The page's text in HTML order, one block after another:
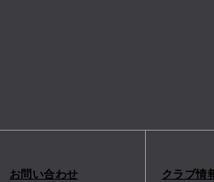
お問い合わせ クラブ情